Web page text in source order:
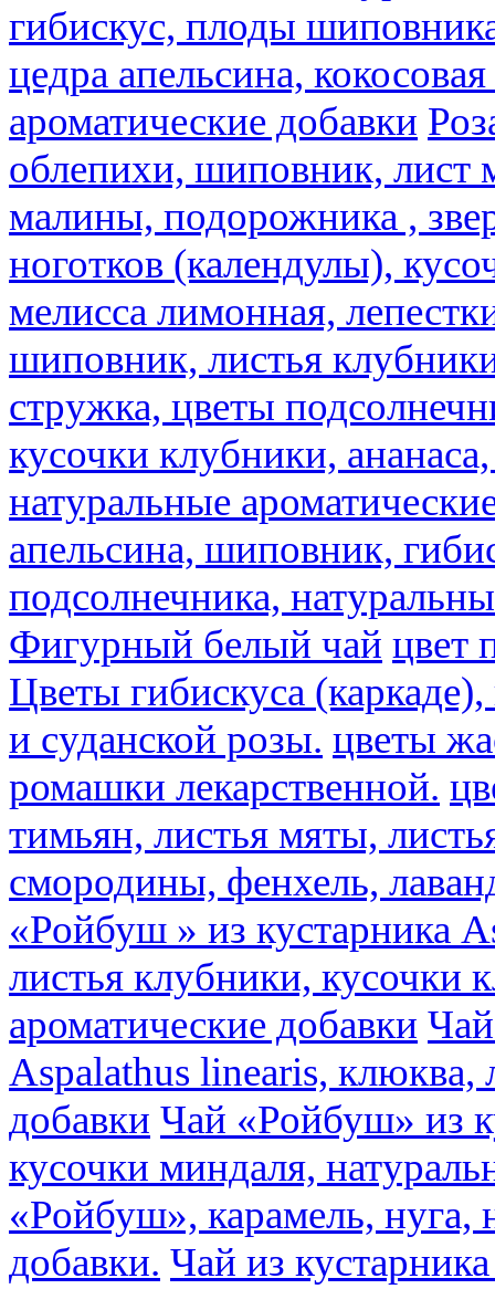
гибискус, плоды
цедра апельсина,
ароматические добавки
облепихи, шиповник, лист
малины, подорожника ,
ноготков (календулы),
мелисса лимонная,
шиповник, листья
стружка, цветы
кусочки клубники,
натуральные
апельсина, шиповник,
подсолнечника,
Фигурный белый чай цвет
Цветы гибискуса
и суданской розы. цветы
ромашки лекарственной.
тимьян, листья мяты,
смородины, фенхель,
«Ройбуш » из кустарника
листья клубники, кусочки
ароматические добавки
Aspalathus linearis, клюква,
добавки Чай «Ройбуш» из
кусочки миндаля,
«Ройбуш», карамель, нуга,
добавки. Чай из